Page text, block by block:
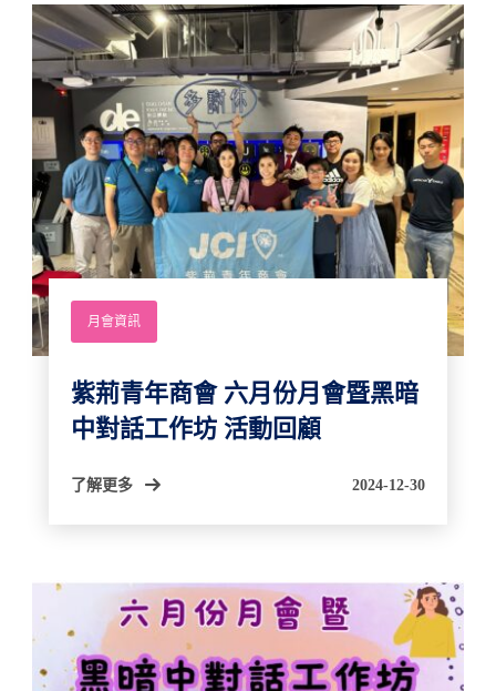
月會資訊
紫荊青年商會 六月份月會暨黑暗
中對話工作坊 活動回顧
了解更多 2024-12-30